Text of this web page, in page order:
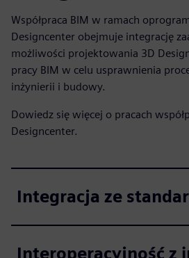
Współpraca BIM w ramach
Designcenter obejmuje integrację
możliwości projektowania 3D
pracy BIM w celu usprawnienia
inżynierii i budowy.
Dowiedz się więcej o pracach
Designcenter.
Integracja ze
Interoperacyjność z